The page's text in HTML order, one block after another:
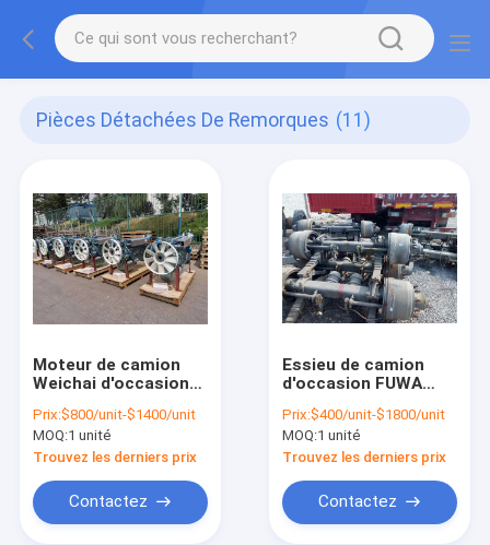
Pièces Détachées De Remorques (11)
Moteur de camion
Weichai d'occasion
pour poids lourds
Prix:$800/unit-$1400/unit
MOQ:1 unité
Trouvez les derniers prix
Contactez
Essieu de camion
d'occasion FUWA
remorque de camion
Type allemand
Prix:$400/unit-$1800/unit
MOQ:1 unité
Trouvez les derniers prix
Contactez